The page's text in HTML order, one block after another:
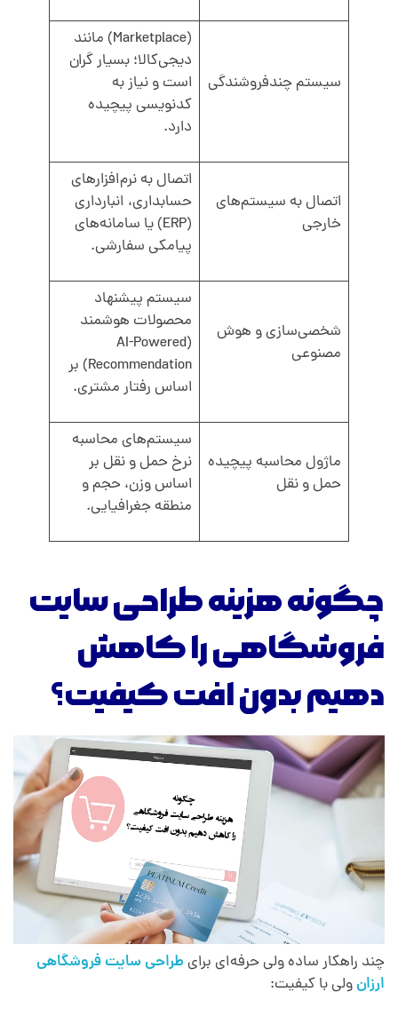
سیستم چندفروشندگی
(Marketplace) مانند
دیجی‌کالا؛ بسیار گران
است و نیاز به
کدنویسی پیچیده
دارد.
اتصال به سیستم‌های
خارجی
اتصال به نرم‌افزارهای
حسابداری، انبارداری
(ERP) یا سامانه‌های
پیامکی سفارشی.
شخصی‌سازی و هوش
مصنوعی
سیستم پیشنهاد
محصولات هوشمند
(AI-Powered
Recommendation) بر
اساس رفتار مشتری.
ماژول محاسبه پیچیده
حمل و نقل
سیستم‌های محاسبه
نرخ حمل و نقل بر
اساس وزن، حجم و
منطقه جغرافیایی.
چگونه هزینه طراحی سایت
فروشگاهی را کاهش
دهیم بدون افت کیفیت؟
چند راهکار ساده ولی حرفه‌ای برایطراحی سایت فروشگاهی
ارزانولی با کیفیت: